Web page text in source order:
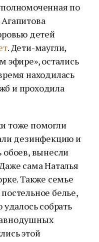
по
детей
. Дети-маугли,
эфире», остались
находилась
и проходила
тоже помогли
дезинфекцию и
обоев, вынесли
сама Наталья
Также семье
белье,
собрать
этой